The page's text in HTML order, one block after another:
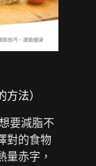
法）
想要減脂不
對的食物
量赤字，